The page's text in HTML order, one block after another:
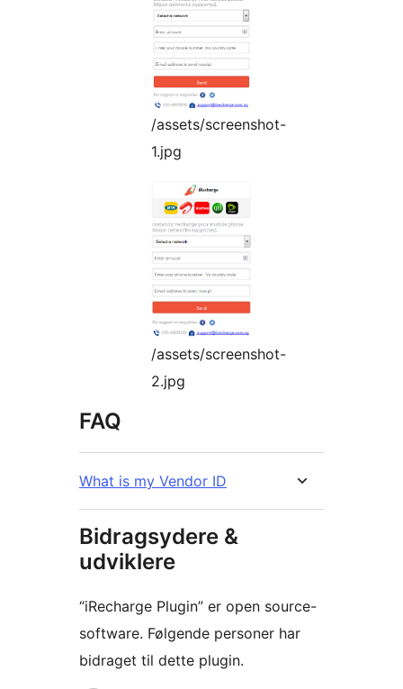
/assets/screenshot-
1.jpg
/assets/screenshot-
2.jpg
FAQ
What is my Vendor ID
Bidragsydere &
udviklere
“iRecharge Plugin” er open source-
software. Følgende personer har
bidraget til dette plugin.